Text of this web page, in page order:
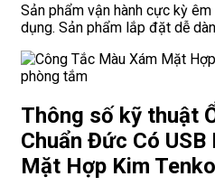
Sản phẩm vận hành cực kỳ
dụng. Sản phẩm lắp đặt dễ
Thông số kỹ thuật
Chuẩn Đức Có
Mặt Hợp Kim